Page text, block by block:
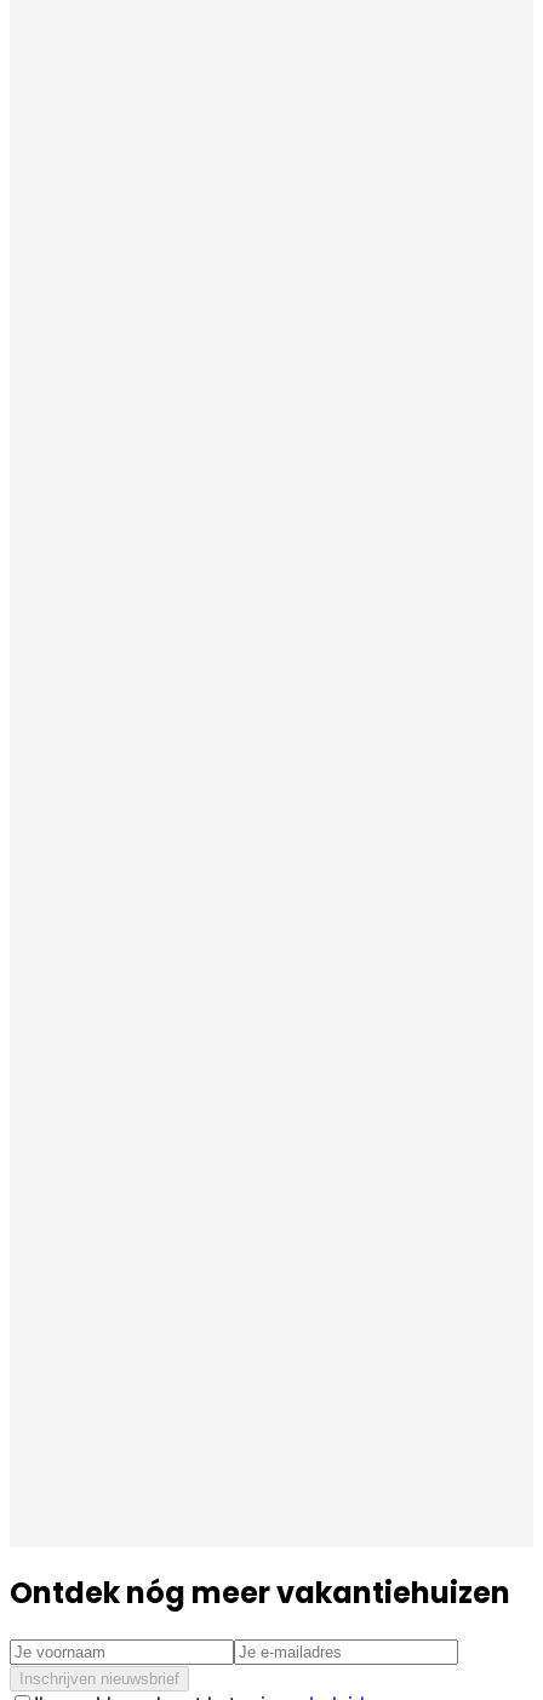
Ontdek nóg meer vakantiehuizen
Inschrijven nieuwsbrief